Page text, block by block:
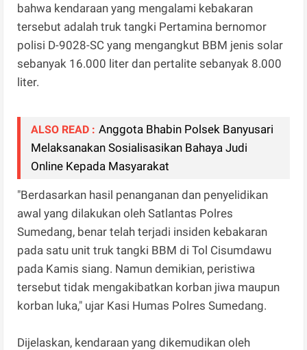
bahwa kendaraan yang mengalami kebakaran
tersebut adalah truk tangki Pertamina bernomor
polisi D-9028-SC yang mengangkut BBM jenis solar
sebanyak 16.000 liter dan pertalite sebanyak 8.000
liter.
ALSO READ : Anggota Bhabin Polsek Banyusari
Melaksanakan Sosialisasikan Bahaya Judi
Online Kepada Masyarakat
"Berdasarkan hasil penanganan dan penyelidikan
awal yang dilakukan oleh Satlantas Polres
Sumedang, benar telah terjadi insiden kebakaran
pada satu unit truk tangki BBM di Tol Cisumdawu
pada Kamis siang. Namun demikian, peristiwa
tersebut tidak mengakibatkan korban jiwa maupun
korban luka," ujar Kasi Humas Polres Sumedang.
Dijelaskan, kendaraan yang dikemudikan oleh